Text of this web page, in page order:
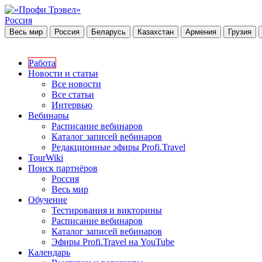
Россия
Весь мир Россия Беларусь Казахстан Армения Грузия
Работа
Новости и статьи
Все новости
Все статьи
Интервью
Вебинары
Расписание вебинаров
Каталог записей вебинаров
Редакционные эфиры Profi.Travel
TourWiki
Поиск партнёров
Россия
Весь мир
Обучение
Тестирования и викторины
Расписание вебинаров
Каталог записей вебинаров
Эфиры Profi.Travel на YouTube
Календарь